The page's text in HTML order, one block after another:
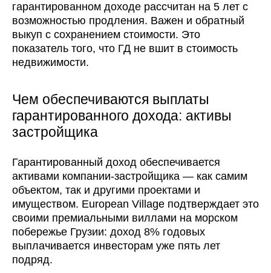
гарантированном доходе рассчитан на 5 лет с
возможностью продления. Важен и обратный
выкуп с сохранением стоимости. Это
показатель того, что ГД не вшит в стоимость
недвижимости.
Чем обеспечиваются выплаты
гарантированного дохода: активы
застройщика
Гарантированный доход обеспечивается
активами компании-застройщика — как самим
объектом, так и другими проектами и
имуществом. European Village подтверждает это
своими премиальными виллами на морском
побережье Грузии: доход 8% годовых
выплачивается инвесторам уже пять лет
подряд.